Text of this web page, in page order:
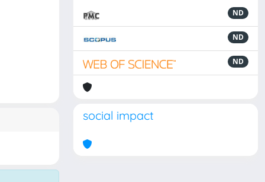
ND
ND
ND
social impact